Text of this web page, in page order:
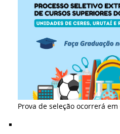
Prova de seleção ocorrerá